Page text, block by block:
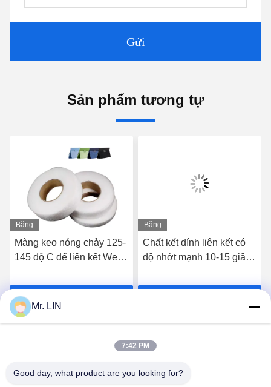
Gửi
Sản phẩm tương tự
Băng
hình
Màng keo nóng chảy 125-
145 độ C để liên kết Web
bám dính mạnh
Nhận giá tốt nhất
Băng
hình
Chất kết dính liên kết có
độ nhớt mạnh 10-15 giây
nhiệt độ 125-145
Mr. LIN
7:42 PM
Good day, what product are you looking for?